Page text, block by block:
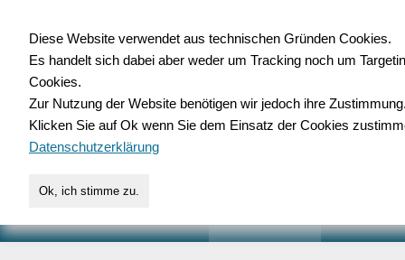
für Handwerk,
Diese Website verwendet aus technischen Gründen Cookies.
Es handelt sich dabei aber weder um Tracking noch um
Cookies.
Zur Nutzung der Website benötigen wir jedoch ihre
Klicken Sie auf Ok wenn Sie dem Einsatz der Cookies
Datenschutzerklärung
Ok, ich stimme zu.